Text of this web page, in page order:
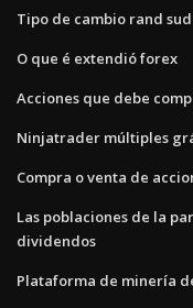
Tipo de cambio rand
O que é extendió forex
Acciones que debe
Ninjatrader múltiples
Compra o venta de
Las poblaciones de la
dividendos
Plataforma de minería